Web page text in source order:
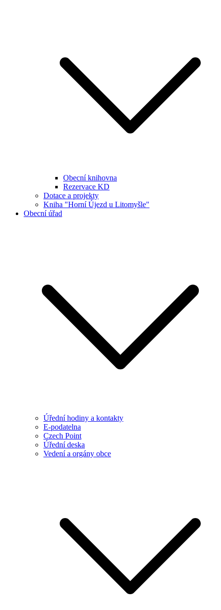
Obecní knihovna
Rezervace KD
Dotace a projekty
Kniha "Horní Újezd u Litomyšle"
Obecní úřad
Úřední hodiny a kontakty
E-podatelna
Czech Point
Úřední deska
Vedení a orgány obce